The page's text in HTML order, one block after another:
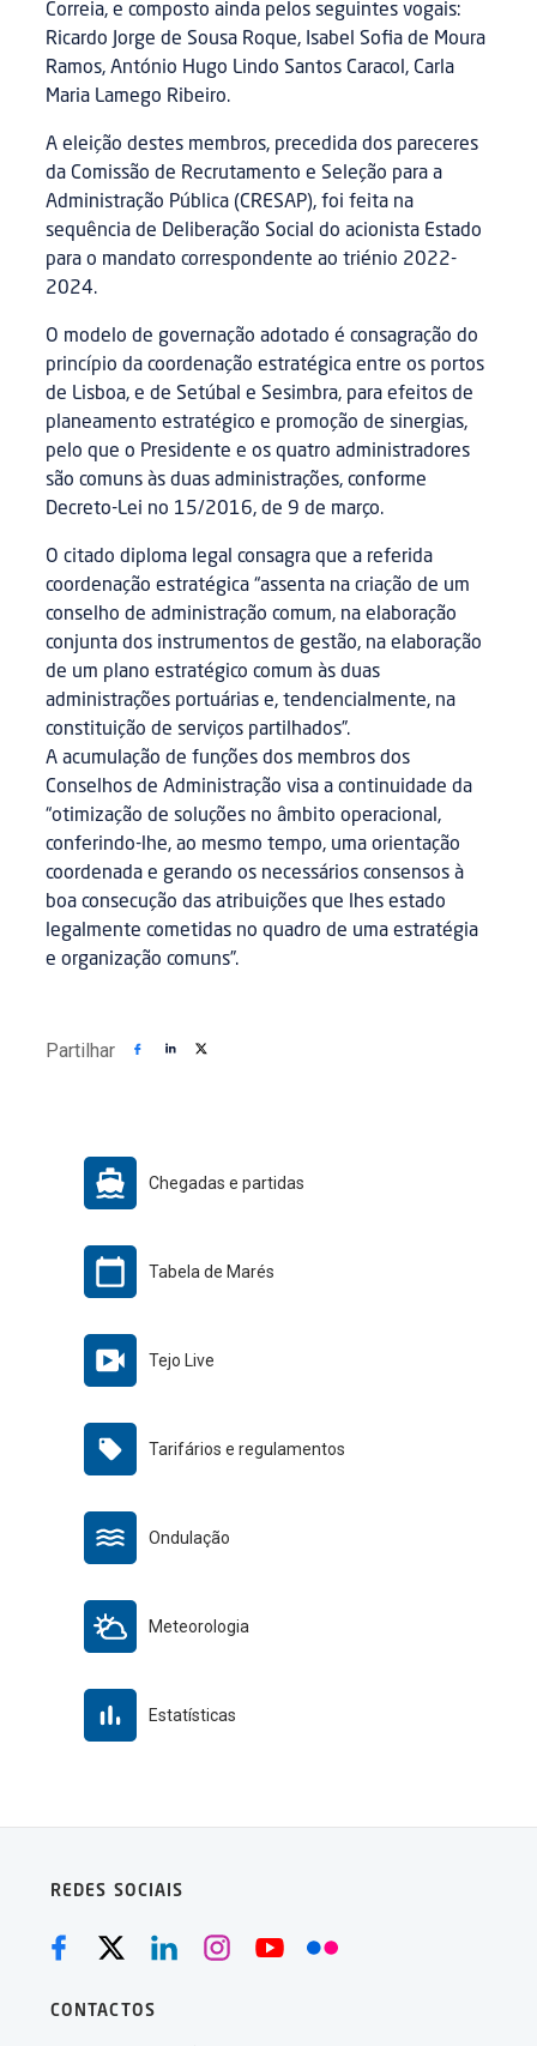
Correia, e composto ainda pelos seguintes vogais:
Ricardo Jorge de Sousa Roque, Isabel Sofia de Moura
Ramos, António Hugo Lindo Santos Caracol, Carla
Maria Lamego Ribeiro.
A eleição destes membros, precedida dos pareceres
da Comissão de Recrutamento e Seleção para a
Administração Pública (CRESAP), foi feita na
sequência de Deliberação Social do acionista Estado
para o mandato correspondente ao triénio 2022-
2024.
O modelo de governação adotado é consagração do
princípio da coordenação estratégica entre os portos
de Lisboa, e de Setúbal e Sesimbra, para efeitos de
planeamento estratégico e promoção de sinergias,
pelo que o Presidente e os quatro administradores
são comuns às duas administrações, conforme
Decreto-Lei no 15/2016, de 9 de março.
O citado diploma legal consagra que a referida
coordenação estratégica “assenta na criação de um
conselho de administração comum, na elaboração
conjunta dos instrumentos de gestão, na elaboração
de um plano estratégico comum às duas
administrações portuárias e, tendencialmente, na
constituição de serviços partilhados”.
A acumulação de funções dos membros dos
Conselhos de Administração visa a continuidade da
“otimização de soluções no âmbito operacional,
conferindo-lhe, ao mesmo tempo, uma orientação
coordenada e gerando os necessários consensos à
boa consecução das atribuições que lhes estado
legalmente cometidas no quadro de uma estratégia
e organização comuns”.
Partilhar
Chegadas e partidas
Tabela de Marés
Tejo Live
Tarifários e regulamentos
Ondulação
Meteorologia
Estatísticas
REDES SOCIAIS
CONTACTOS